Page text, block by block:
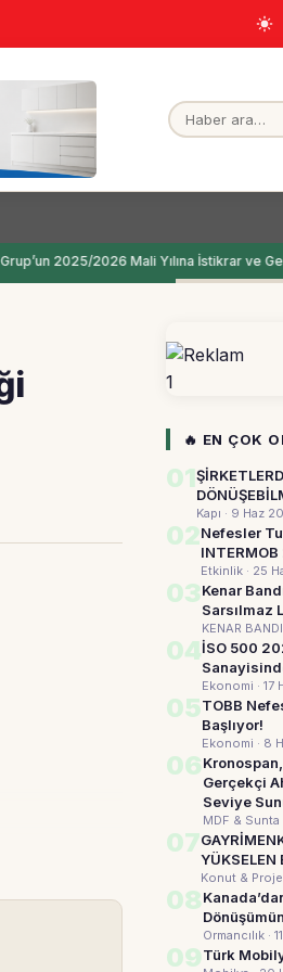
Grup’un 2025/2026 Mali Yılına İstikrar ve
1
🔥 EN ÇOK
01
Kapı · 9 Haz
02Nefesler
Etkinlik · 25
03Kenar
Sarsılmaz
KENAR
04İSO 500
Ekonomi · 17
05TOBB
Başlıyor!
Ekonomi · 8
06
Gerçekçi
Seviye
MDF &
07
YÜKSELEN
Konut & Proje
08
Ormancılık ·
09Türk